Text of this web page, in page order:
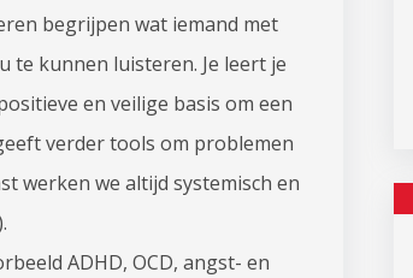
begrijpen wat iemand met
te kunnen luisteren. Je leert je
en veilige basis om een
verder tools om problemen
werken we altijd systemisch en
ADHD, OCD, angst- en